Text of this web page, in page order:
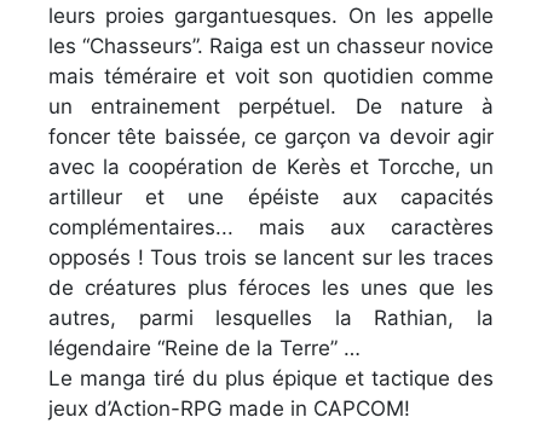
leurs proies gargantuesques. On les appelle
les “Chasseurs”. Raiga est un chasseur novice
mais téméraire et voit son quotidien comme
un entrainement perpétuel. De nature à
foncer tête baissée, ce garçon va devoir agir
avec la coopération de Kerès et Torcche, un
artilleur et une épéiste aux capacités
complémentaires... mais aux caractères
opposés ! Tous trois se lancent sur les traces
de créatures plus féroces les unes que les
autres, parmi lesquelles la Rathian, la
légendaire “Reine de la Terre” …
Le manga tiré du plus épique et tactique des
jeux d’Action-RPG made in CAPCOM!